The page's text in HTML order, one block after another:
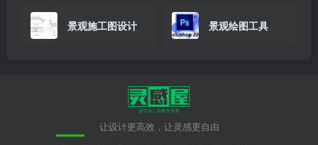
景观施工图设计 景观绘图工具
让设计更高效，让灵感更自由